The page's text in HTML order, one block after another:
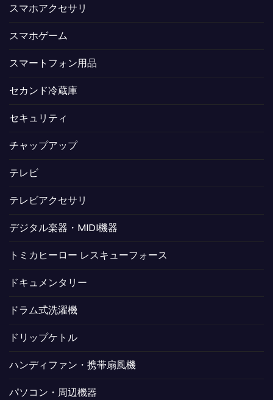
スマホアクセサリ
スマホゲーム
スマートフォン用品
セカンド冷蔵庫
セキュリティ
チャップアップ
テレビ
テレビアクセサリ
デジタル楽器・MIDI機器
トミカヒーロー レスキューフォース
ドキュメンタリー
ドラム式洗濯機
ドリップケトル
ハンディファン・携帯扇風機
パソコン・周辺機器